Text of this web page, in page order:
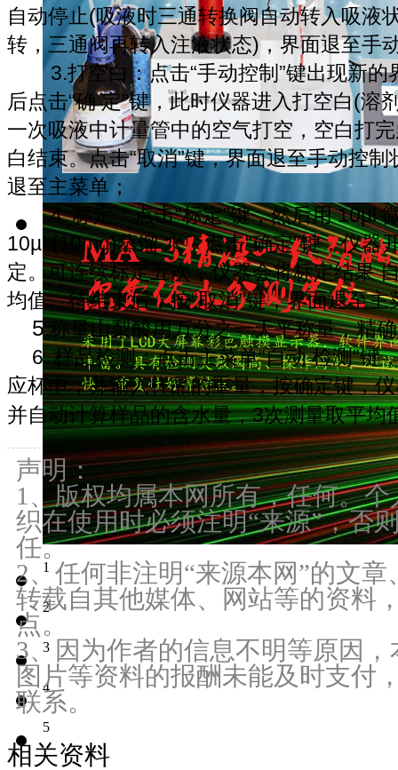
1
2
3
4
5
自动停止(吸液时三通转换阀自动转入吸液
转，三通阀再转入注液状态)，界面退至手
3.打空白：点击“手动控制”键出现新的
后点击“确 定”键，此时仪器进入打空白(溶
一次吸液中计量管中的空气打空，空白打
白结束。点击“取消”键，界面退至手动控制
退至主菜单；
4. 标定：点击“标定”键，然后用 10µl
10µl (10mg)蒸馏 水，点击“确定”键，仪器
定。可连续标定五次，仪器会将标定结果
均值。待结束后，按“取消”键，界面退至主
5.称量山梨酸用万分之一天平称量，精
6. 样品检测：点击主菜单“自动 检测”键
应杯中，并输入样品的重量，按确定键，
并自动计算样品的含水量，3次测量取平均
声明：
1、版权均属本网所有，任何。
织在使用时必须注明“来源”，否
任。
2、任何非注明“来源本网”的文
转载自其他媒体、网站等的资料
点。
3、因为作者的信息不明等原因
图片等资料的报酬未能及时支付
联系。
相关资料